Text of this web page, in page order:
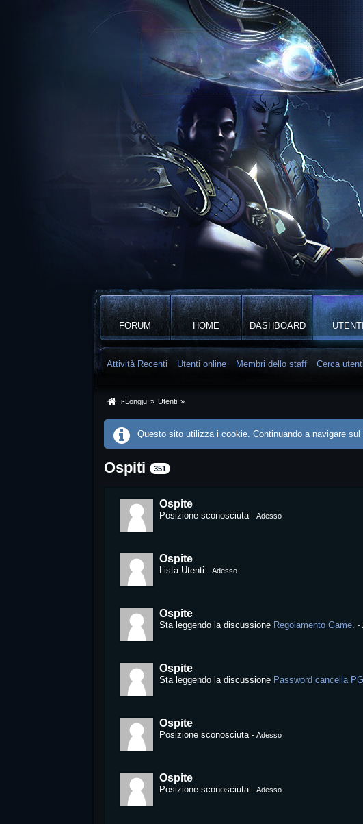
FORUM HOME DASHBOARD
Attività Recenti Utenti online Membri dello staff Cerca utenti
i-Longju » Utenti »
Questo sito utilizza i cookie. Continuando a navigare
Ospiti 351
Ospite
Posizione sconosciuta-Adesso
Ospite
Lista Utenti-Adesso
Ospite
Sta leggendo la discussione Regolamento Game.-
Ospite
Sta leggendo la discussione Password cancella PG
Ospite
Posizione sconosciuta-Adesso
Ospite
Posizione sconosciuta-Adesso